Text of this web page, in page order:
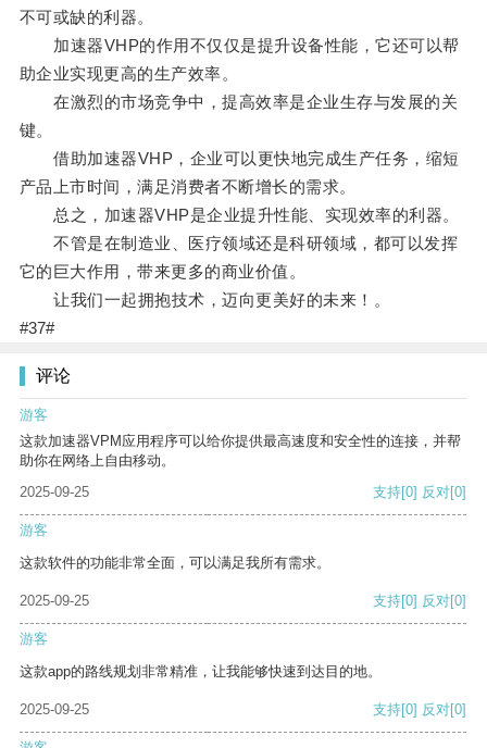
不可或缺的利器。
加速器VHP的作用不仅仅是提升设备性能，它还可以帮
助企业实现更高的生产效率。
在激烈的市场竞争中，提高效率是企业生存与发展的关
键。
借助加速器VHP，企业可以更快地完成生产任务，缩短
产品上市时间，满足消费者不断增长的需求。
总之，加速器VHP是企业提升性能、实现效率的利器。
不管是在制造业、医疗领域还是科研领域，都可以发挥
它的巨大作用，带来更多的商业价值。
让我们一起拥抱技术，迈向更美好的未来！。
#37#
评论
游客
这款加速器VPM应用程序可以给你提供最高速度和安全性的连接，并帮
助你在网络上自由移动。
2025-09-25
支持[0] 反对[0]
游客
这款软件的功能非常全面，可以满足我所有需求。
2025-09-25 支持[0] 反对[0]
游客
这款app的路线规划非常精准，让我能够快速到达目的地。
2025-09-25 支持[0] 反对[0]